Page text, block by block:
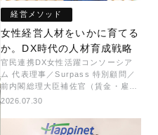
経営メソッド
女性経営人材をいかに育てる
か。DX時代の人材育成戦略
官民連携DX女性活躍コンソーシア
ム 代表理事／Surpass 特別顧問／
前内閣総理大臣補佐官（賃金・雇用
担当） 矢田 稚子
2026.07.30